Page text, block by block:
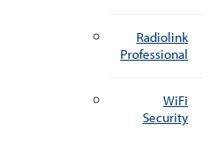
Radiolink
Professional
WiFi
Security